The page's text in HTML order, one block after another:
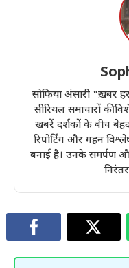
सोफिया अंसारी "ख़बर
सीरियल समाचारों की
खबरें दर्शकों के बीच
रिपोर्टिंग और गहन
बनाई है। उनके समर्पण